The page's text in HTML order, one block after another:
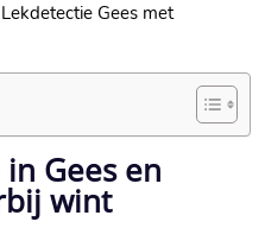
Gees met
Gees en
wint